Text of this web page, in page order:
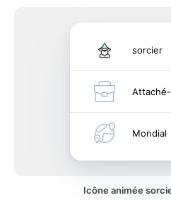
sorcier
Mondial
Icône animée